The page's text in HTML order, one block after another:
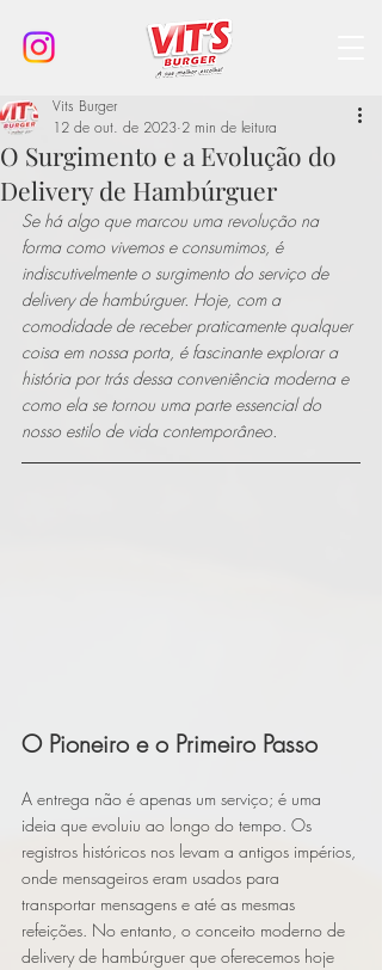
O Surgimento e a Evolução do
Delivery de Hambúrguer
Vits Burger
12 de out. de 2023 2 min de leitura
Se há algo que marcou uma revolução na
forma como vivemos e consumimos, é
indiscutivelmente o surgimento do serviço de
delivery de hambúrguer. Hoje, com a
comodidade de receber praticamente qualquer
coisa em nossa porta, é fascinante explorar a
história por trás dessa conveniência moderna e
como ela se tornou uma parte essencial do
nosso estilo de vida contemporâneo.
O Pioneiro e o Primeiro Passo
A entrega não é apenas um serviço; é uma
ideia que evoluiu ao longo do tempo. Os
registros históricos nos levam a antigos impérios,
onde mensageiros eram usados ​​para
transportar mensagens e até as mesmas
refeições. No entanto, o conceito moderno de
delivery de hambúrguer que oferecemos hoje